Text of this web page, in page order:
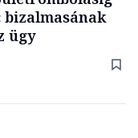
ügy